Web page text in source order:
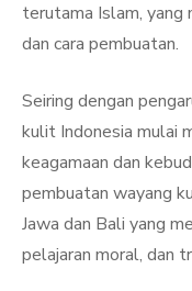
terutama Islam, yang
dan cara pembuatan.
Seiring dengan
kulit Indonesia mulai
keagamaan dan
pembuatan wayang
Jawa dan Bali yang
pelajaran moral, dan